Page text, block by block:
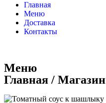
Главная
Меню
Доставка
Контакты
Меню
Главная / Магазин